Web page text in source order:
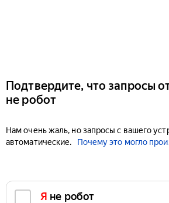
Подтвердите, что запросы
не робот
Нам очень жаль, но запросы с вашего
автоматические.
Почему это могло
Я не робот